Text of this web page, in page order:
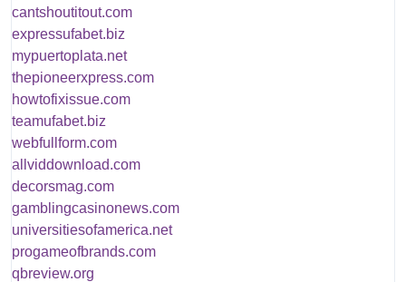
cantshoutitout.com
expressufabet.biz
mypuertoplata.net
thepioneerxpress.com
howtofixissue.com
teamufabet.biz
webfullform.com
allviddownload.com
decorsmag.com
gamblingcasinonews.com
universitiesofamerica.net
progameofbrands.com
qbreview.org